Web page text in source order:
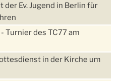
Ev. Jugend in Berlin für
Turnier des TC77 am
in der Kirche um